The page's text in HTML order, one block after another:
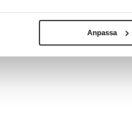
Anpassa
kr